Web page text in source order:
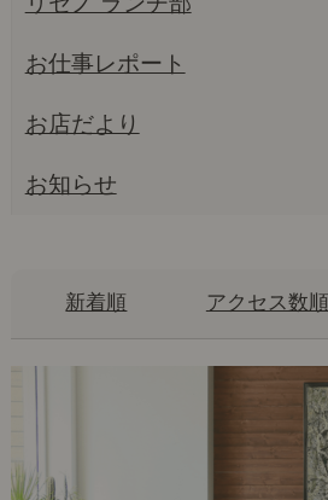
お仕事レポート
お店だより
お知らせ
新着順 アクセス数順